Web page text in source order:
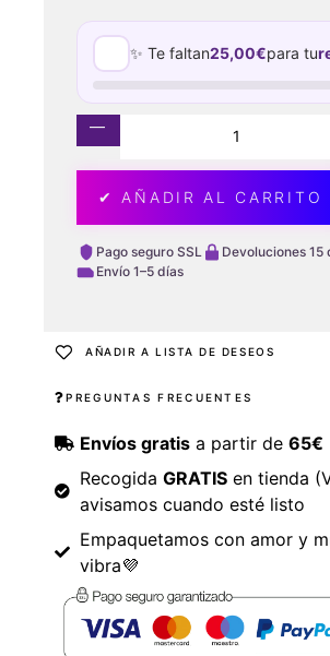
✨ Te faltan25,00€para tu
✔ AÑADIR AL CARRITO
Pago seguro SSL
Devoluciones 15
Envío 1–5 días
AÑADIR A LISTA DE DESEOS
PREGUNTAS FRECUENTES
Envíos gratisa partir de 65€
Recogida GRATISen tienda
avisamos cuando esté listo
Empaquetamos con amor y
vibra💜